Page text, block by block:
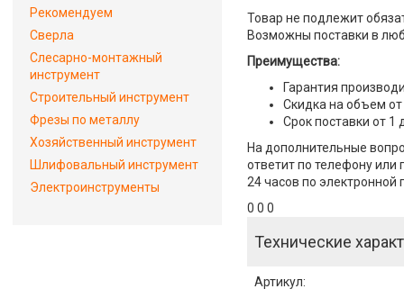
Товар не подлежит
Возможны поставки в
Преимущества:
Гарантия
Скидка на объем от
Срок поставки от 1
На дополнительные
ответит по телефону или
24 часов по электронной
0 0 0
Технические
Артикул:
Рекомендуем
Сверла
Слесарно-монтажный
инструмент
Строительный инструмент
Фрезы по металлу
Хозяйственный инструмент
Шлифовальный инструмент
Электроинструменты